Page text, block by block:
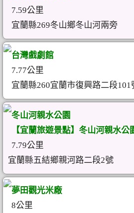
7.59公里
宜蘭縣269冬山鄉冬山河兩旁
台灣戲劇館
7.77公里
宜蘭縣260宜蘭市復興路二段101
冬山河親水公園
【宜蘭旅遊景點】冬山河親水公
7.79公里
宜蘭縣五結鄉親河路二段2號
夢田觀光米廠
8公里